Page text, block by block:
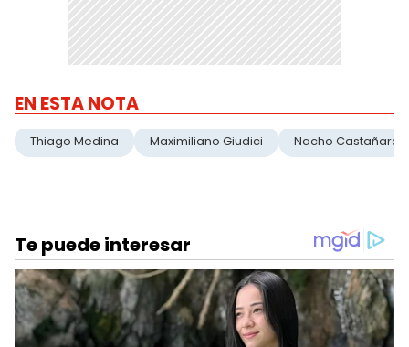
EN ESTA NOTA
Thiago Medina Maximiliano Giudici Nacho Castañares